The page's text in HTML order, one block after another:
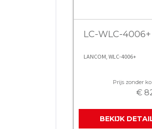
LC-WLC-4006+
LANCOM, WLC-4006+
Prijs zonder
€
BEKIJK